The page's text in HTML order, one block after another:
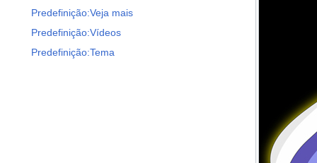
Predefinição:Veja mais
Predefinição:Vídeos
Predefinição:Tema